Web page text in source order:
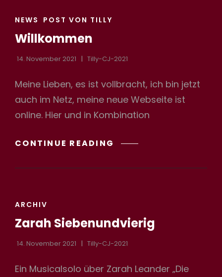
CAT
NEWS POST VON TILLY
Willkommen
14. November 2021 Tilly-CJ-2021
Meine Lieben, es ist vollbracht, ich bin jetzt
auch im Netz, meine neue Webseite ist
online. Hier und in Kombination
CONTINUE READING WILLKOMMEN
CAT
ARCHIV
Zarah Siebenundvierig
14. November 2021 Tilly-CJ-2021
Ein Musicalsolo über Zarah Leander „Die